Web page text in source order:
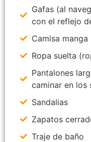
Gafas (al
con el reflejo
Camisa
Ropa suelta
Pantalones
caminar en los
Sandalias
Zapatos
Traje de baño